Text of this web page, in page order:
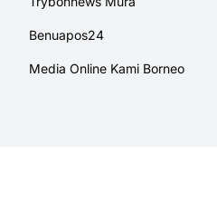
Benuapos24
Media Online Kami Borneo